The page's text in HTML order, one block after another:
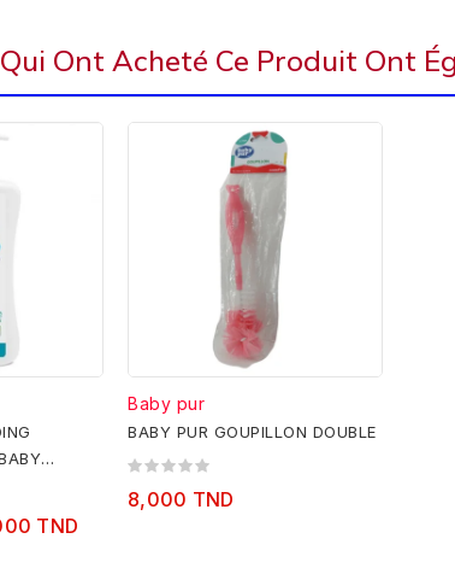
Ont Acheté Ce Produit Ont
TND
Baby pur
BABY PUR GOUPILLON DOUBLE
8,000 TND